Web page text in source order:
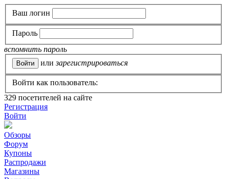
Ваш логин
Пароль
вспомнить пароль
или зарегистрироваться
Войти как пользователь:
329 посетителей на сайте
Регистрация
Войти
Обзоры
Форум
Купоны
Распродажи
Магазины